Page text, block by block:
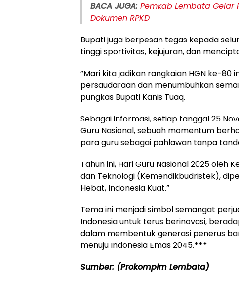
BACA JUGA: Pemkab Lembata Gelar
Dokumen RPKD
​Bupati juga berpesan tegas kepada
tinggi sportivitas, kejujuran, dan
​”Mari kita jadikan rangkaian HGN ke-
persaudaraan dan menumbuhkan
pungkas Bupati Kanis Tuaq.
Sebagai informasi, setiap tanggal 25
Guru Nasional, sebuah momentum
para guru sebagai pahlawan tanpa
Tahun ini, Hari Guru Nasional 2025 oleh
dan Teknologi (Kemendikbudristek),
Hebat, Indonesia Kuat.”
Tema ini menjadi simbol semangat
Indonesia untuk terus berinovasi,
dalam membentuk generasi penerus
menuju Indonesia Emas 2045.***
Sumber: (Prokompim Lembata)